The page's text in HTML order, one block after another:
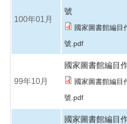
100年01月
號
國家圖書館編目
號.pdf
99年10月
國家圖書館編目
國家圖書館編目
號.pdf
國家圖書館編目